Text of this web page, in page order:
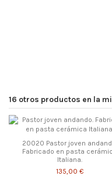
16 otros productos en la
20020 Pastor joven
Fabricado en pasta
Italiana.
135,00 €